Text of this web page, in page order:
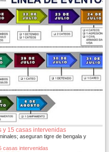
y 15 casas intervenidas
aseguran tigre de bengala y
casas intervenidas